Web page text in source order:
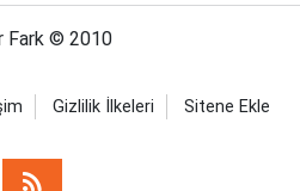
Fark © 2010
Gizlilik İlkeleri Sitene Ekle